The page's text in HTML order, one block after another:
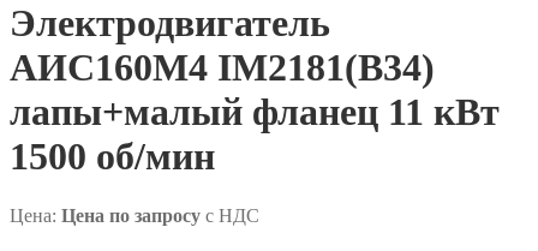
Электродвигатель
АИС160М4 IM2181(B34)
лапы+малый фланец 11 кВт
1500 об/мин
Цена: Цена по запросу с НДС